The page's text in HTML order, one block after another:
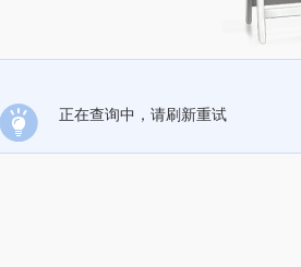
正在查询中，请刷新重试